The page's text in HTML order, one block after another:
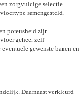
zorgvuldige selectie
samengesteld.
poreusheid zijn
geheel zelf
gewenste banen en
Daarnaast verkleurd